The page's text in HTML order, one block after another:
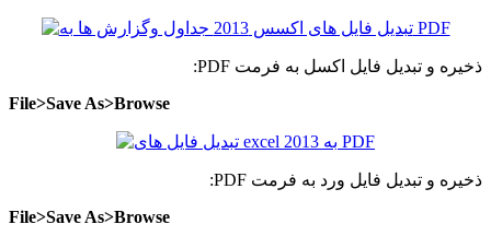
ذخیره و تبدیل فایل اکسل به فرمت PDF:
File>Save As>Browse
ذخیره و تبدیل فایل ورد به فرمت PDF:
File>Save As>Browse